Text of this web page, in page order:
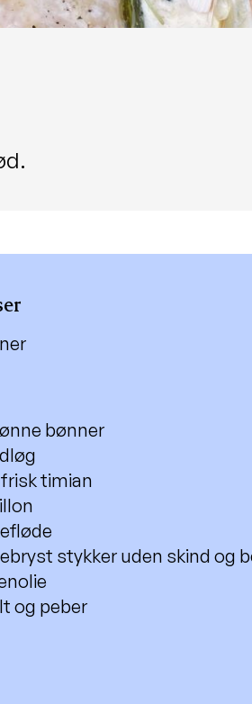
bønner
timian
stykker uden skind og
og peber